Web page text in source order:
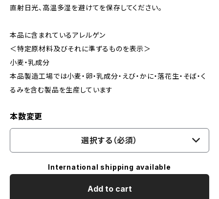
直射日光、高温多湿を避けてを保存してください。
本品に含まれているアレルゲン
＜特定原材料及びそれに準ずるものを表示＞
小麦・乳成分
本品製造工場では小麦・卵・乳成分・えび・かに・落花生・そば・く
るみを含む製品を生産しています
本数変更
選択する（必須）
International shipping available
Add to cart